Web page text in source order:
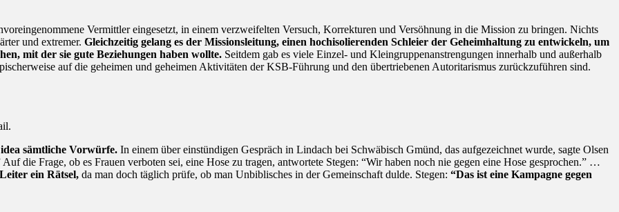
Vermittler eingesetzt, in einem verzweifelten Versuch, Korrekturen und Versöhnung in die Mission zu bringen. Nichts
und extremer. Gleichzeitig gelang es der Missionsleitung, einen hochisolierenden Schleier der Geheimhaltung zu entwickeln, um
mit der sie gute Beziehungen haben wollte. Seitdem gab es viele Einzel- und Kleingruppenanstrengungen innerhalb und außerhalb
auf die geheimen und geheimen Aktivitäten der KSB-Führung und den übertriebenen Autoritarismus zurückzuführen sind.
sämtliche Vorwürfe. In einem über einstündigen Gespräch in Lindach bei Schwäbisch Gmünd, das aufgezeichnet wurde, sagte Olsen
die Frage, ob es Frauen verboten sei, eine Hose zu tragen, antwortete Stegen: “Wir haben noch nie gegen eine Hose gesprochen.” …
ein Rätsel, da man doch täglich prüfe, ob man Unbiblisches in der Gemeinschaft dulde. Stegen: “Das ist eine Kampagne gegen